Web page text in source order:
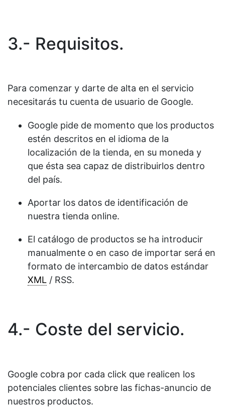
3.- Requisitos.
Para comenzar y darte de alta en el servicio
necesitarás tu cuenta de usuario de Google.
Google pide de momento que los productos
estén descritos en el idioma de la
localización de la tienda, en su moneda y
que ésta sea capaz de distribuirlos dentro
del país.
Aportar los datos de identificación de
nuestra tienda online.
El catálogo de productos se ha introducir
manualmente o en caso de importar será en
formato de intercambio de datos estándar
XML / RSS.
4.- Coste del servicio.
Google cobra por cada click que realicen los
potenciales clientes sobre las fichas-anuncio de
nuestros productos.